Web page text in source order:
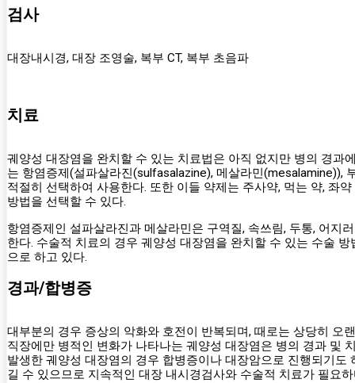
검사
대장내시경, 대장 조영술, 복부 CT, 복부 초음파
치료
궤양성 대장염을 완치할 수 있는 치료법은 아직 없지만 병의 경과
는 항염증제(설파살라진(sulfasalazine), 메살라민(mesalamine)),
적절히 선택하여 사용한다. 또한 이들 약제는 주사약, 먹는 약, 좌
방법을 선택할 수 있다.
항염증제인 설파살라진과 메살라민은 구역질, 속쓰림, 두통, 어지
한다. 수술적 치료의 경우 궤양성 대장염을 완치할 수 있는 수술
으로 하고 있다.
경과/합병증
대부분의 경우 증상의 악화와 호전이 반복되며, 때로는 상당히 오
직장에만 병적인 변화가 나타나는 궤양성 대장염은 병의 경과 및
발생한 궤양성 대장염의 경우 합병증이나 대장암으로 진행되기
길 수 있으므로 지속적인 대장 내시경검사와 수술적 치료가 필요